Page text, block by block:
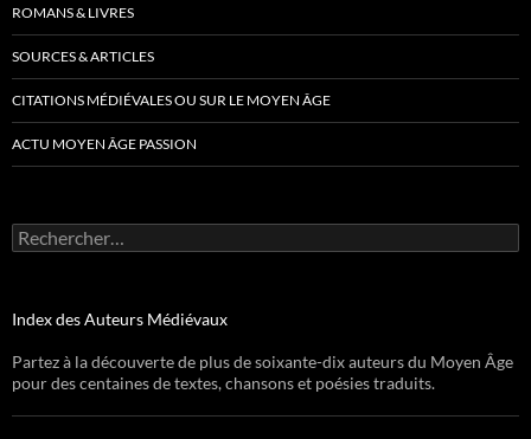
ROMANS & LIVRES
SOURCES & ARTICLES
CITATIONS MÉDIÉVALES OU SUR LE MOYEN ÂGE
ACTU MOYEN ÂGE PASSION
Rechercher :
Index des Auteurs Médiévaux
Partez à la découverte de plus de soixante-dix auteurs du Moyen Âge
pour des centaines de textes, chansons et poésies traduits.